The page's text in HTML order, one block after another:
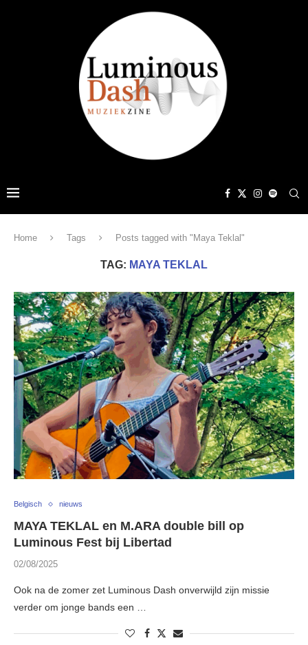
Home Tags Posts tagged with "Maya Teklal"
TAG: MAYA TEKLAL
Belgisch nieuws
MAYA TEKLAL en M.ARA double bill op
Luminous Fest bij Libertad
02/08/2025
Ook na de zomer zet Luminous Dash onverwijld zijn missie
verder om jonge bands een …